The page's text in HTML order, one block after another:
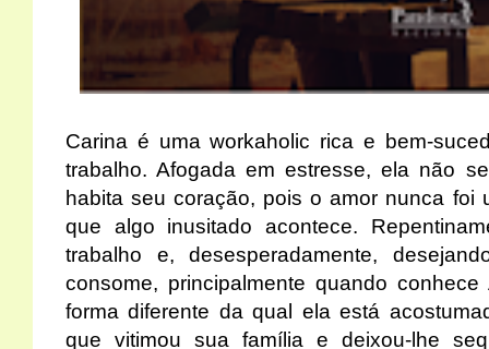
Carina é uma workaholic rica e bem-
trabalho. Afogada em estresse, ela não
habita seu coração, pois o amor nunca foi
que algo inusitado acontece.
trabalho e, desesperadamente,
consome, principalmente quando
forma diferente da qual ela está
que vitimou sua família e deixou-lhe